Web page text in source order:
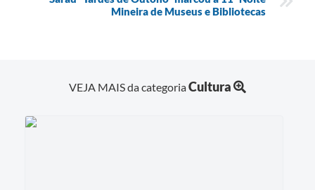
Mineira de Museus e Bibliotecas
VEJA MAIS da categoriaCultura